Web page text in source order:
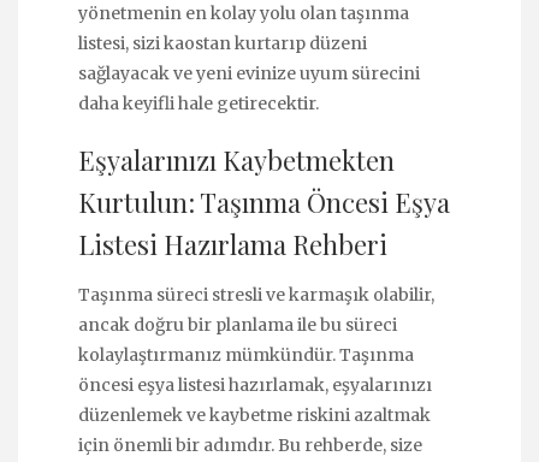
yönetmenin en kolay yolu olan taşınma
listesi, sizi kaostan kurtarıp düzeni
sağlayacak ve yeni evinize uyum sürecini
daha keyifli hale getirecektir.
Eşyalarınızı Kaybetmekten
Kurtulun: Taşınma Öncesi Eşya
Listesi Hazırlama Rehberi
Taşınma süreci stresli ve karmaşık olabilir,
ancak doğru bir planlama ile bu süreci
kolaylaştırmanız mümkündür. Taşınma
öncesi eşya listesi hazırlamak, eşyalarınızı
düzenlemek ve kaybetme riskini azaltmak
için önemli bir adımdır. Bu rehberde, size